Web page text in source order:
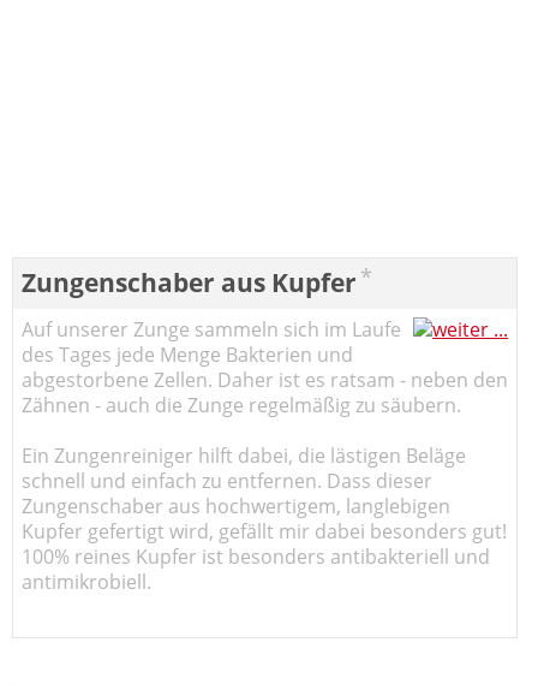
Zungenschaber aus Kupfer *
Auf unserer Zunge sammeln sich im Laufe
des Tages jede Menge Bakterien und
abgestorbene Zellen. Daher ist es ratsam - neben den
Zähnen - auch die Zunge regelmäßig zu säubern.
Ein Zungenreiniger hilft dabei, die lästigen Beläge
schnell und einfach zu entfernen. Dass dieser
Zungenschaber aus hochwertigem, langlebigen
Kupfer gefertigt wird, gefällt mir dabei besonders gut!
100% reines Kupfer ist besonders antibakteriell und
antimikrobiell.